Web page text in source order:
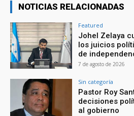
NOTICIAS RELACIONADAS
Featured
Johel Zelaya
los juicios
de
7 de agosto de 2026
Sin categoría
Pastor Roy
decisiones
al gobierno